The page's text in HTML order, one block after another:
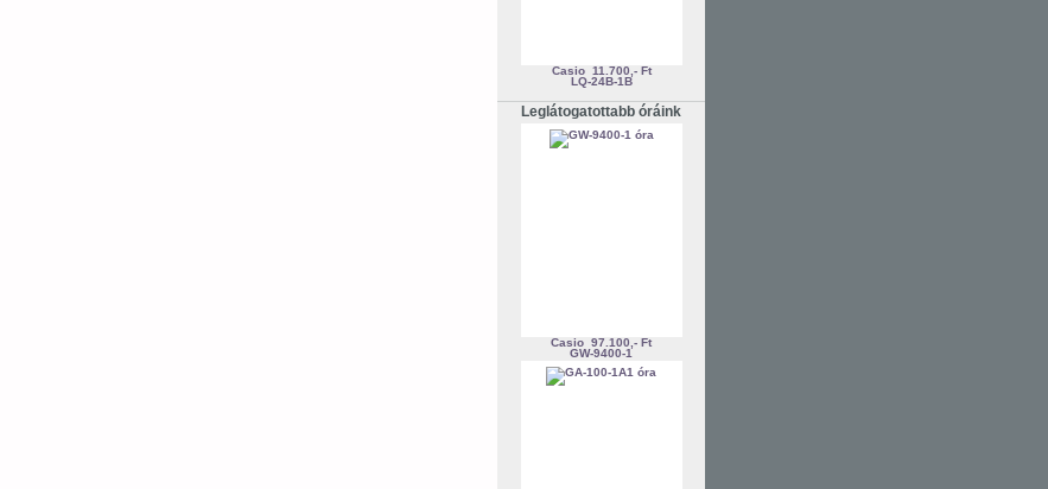
Casio 11.700,- Ft
LQ-24B-1B
Leglátogatottabb óráink
Casio 97.100,- Ft
GW-9400-1